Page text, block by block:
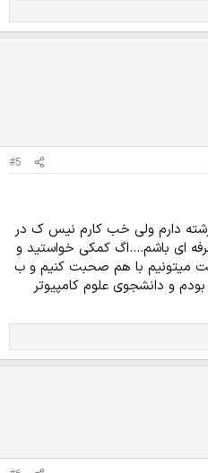
#5
رشته دارم ولی خب کارم نیس ک در
ای باشم....اگ کمکی خواستید و
میتونیم با هم صحبت کنیم و ب
یه نتیجه برسیم....خودم کنکور ۹۹ بودم و دانشجوی علوم‌ کامپیوتر